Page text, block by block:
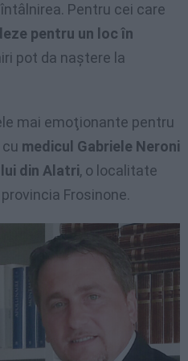
Pentru cei care
pentru un loc în
pot da naştere la
mai emoţionante pentru
medicul Gabriele Neroni
din Alatri, o localitate
Frosinone.